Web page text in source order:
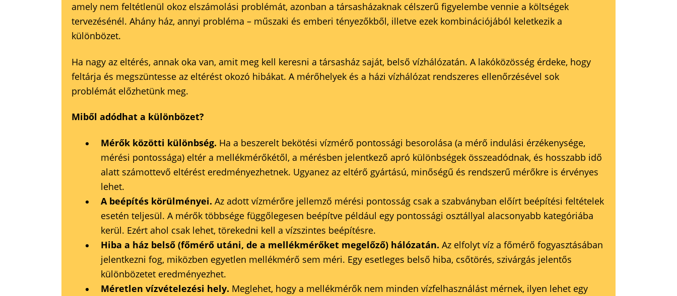
amely nem feltétlenül okoz elszámolási problémát, azonban a társasházaknak célszerű figyelembe vennie a költségek
tervezésénél. Ahány ház, annyi probléma – műszaki és emberi tényezőkből, illetve ezek kombinációjából keletkezik a
különbözet.
Ha nagy az eltérés, annak oka van, amit meg kell keresni a társasház saját, belső vízhálózatán. A lakóközösség érdeke, hogy
feltárja és megszüntesse az eltérést okozó hibákat. A mérőhelyek és a házi vízhálózat rendszeres ellenőrzésével sok
problémát előzhetünk meg.
Miből adódhat a különbözet?
Mérők közötti különbség. Ha a beszerelt bekötési vízmérő pontossági besorolása (a mérő indulási érzékenysége,
mérési pontossága) eltér a mellékmérőkétől, a mérésben jelentkező apró különbségek összeadódnak, és hosszabb idő
alatt számottevő eltérést eredményezhetnek. Ugyanez az eltérő gyártású, minőségű és rendszerű mérőkre is érvényes
lehet.
A beépítés körülményei. Az adott vízmérőre jellemző mérési pontosság csak a szabványban előírt beépítési feltételek
esetén teljesül. A mérők többsége függőlegesen beépítve például egy pontossági osztállyal alacsonyabb kategóriába
kerül. Ezért ahol csak lehet, törekedni kell a vízszintes beépítésre.
Hiba a ház belső (főmérő utáni, de a mellékmérőket megelőző) hálózatán. Az elfolyt víz a főmérő fogyasztásában
jelentkezni fog, miközben egyetlen mellékmérő sem méri. Egy esetleges belső hiba, csőtörés, szivárgás jelentős
különbözetet eredményezhet.
Méretlen vízvételezési hely. Meglehet, hogy a mellékmérők nem minden vízfelhasználást mérnek, ilyen lehet egy